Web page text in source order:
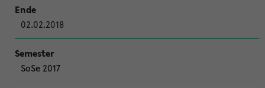
02.02.2018
SoSe 2017